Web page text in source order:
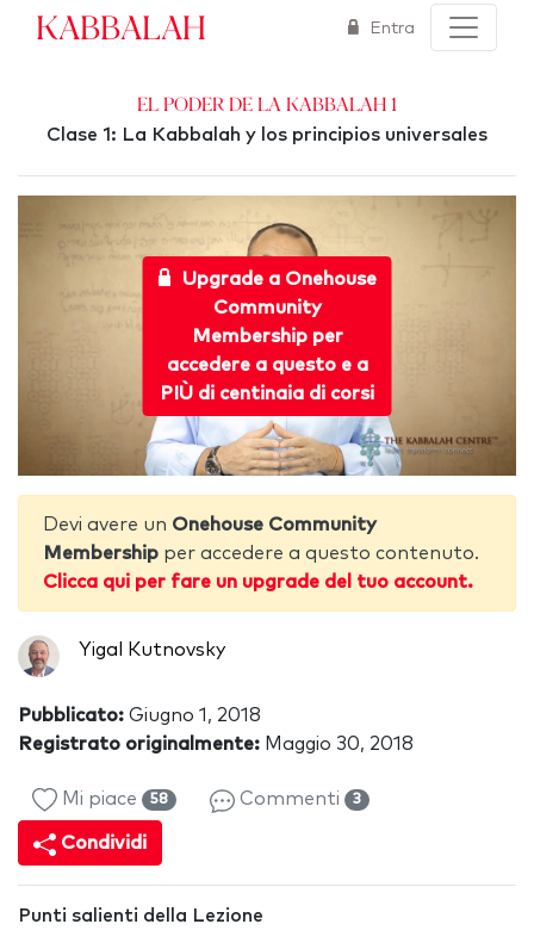
Kabbalah Entra
El poder de la Kabbalah 1
Clase 1: La Kabbalah y los principios universales
Upgrade a Onehouse
Community
Membership per
accedere a questo e a
PIÙ di centinaia di corsi
Devi avere un Onehouse Community
Membership per accedere a questo contenuto.
Clicca qui per fare un upgrade del tuo account.
Yigal Kutnovsky
Pubblicato: Giugno 1, 2018
Registrato originalmente: Maggio 30, 2018
Mi piace 58 Commenti 3
Condividi
Punti salienti della Lezione